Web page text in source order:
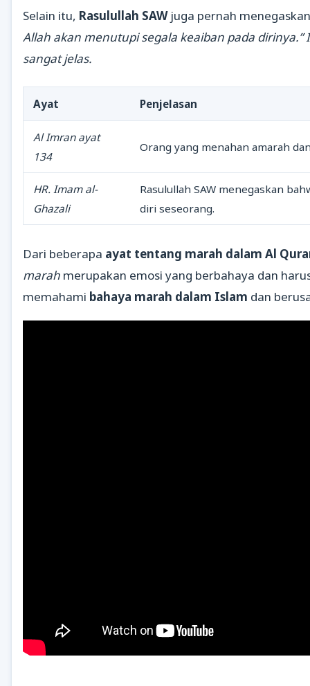
Selain itu, Rasulullah SAWjuga pernah
Allah akan menutupi segala keaiban pada
sangat jelas.
Ayat Penjelasan
Al Imran ayat
134
Orang yang menahan amarah
HR. Imam al-
Ghazali
Rasulullah SAW menegaskan
diri seseorang.
Dari beberapa ayat tentang marah dalam Al
marah merupakan emosi yang berbahaya dan
memahami bahaya marah dalam Islam dan